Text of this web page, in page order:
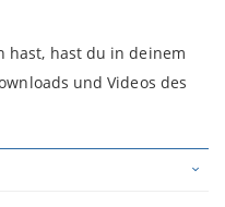
hast, hast du in deinem
und Videos des